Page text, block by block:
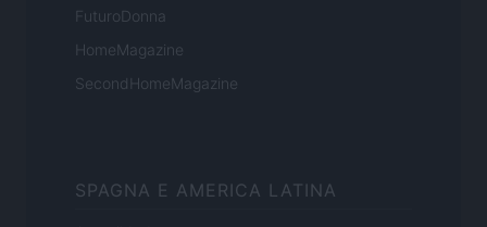
FuturoDonna
HomeMagazine
SecondHomeMagazine
SPAGNA E AMERICA LATINA